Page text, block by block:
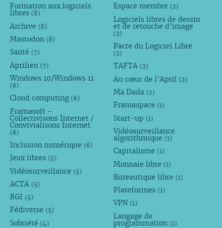
Formation aux logiciels
libres (8)
Archive (8)
Mastodon (8)
Santé (7)
Aprilien (7)
Windows 10/Windows 11
(6)
Cloud computing (6)
Framasoft -
Collectivisons Internet /
Convivialisons Internet
(6)
Inclusion numérique (6)
Jeux libres (5)
Vidéosurveillance (5)
ACTA (5)
RGI (5)
Fédiverse (5)
Sobriété (4)
Espace membre (2)
Logiciels libres de dessin
et de retouche d’image
(2)
Pacte du Logiciel Libre
(2)
TAFTA (2)
Au cœur de l’April (2)
Ma Dada (2)
Framaspace (1)
Start-up (1)
Vidéosurveillance
algorithmique (1)
Capitalisme (1)
Monnaie libre (1)
Bureautique libre (1)
Plateformes (1)
VPN (1)
Langage de
programmation (1)